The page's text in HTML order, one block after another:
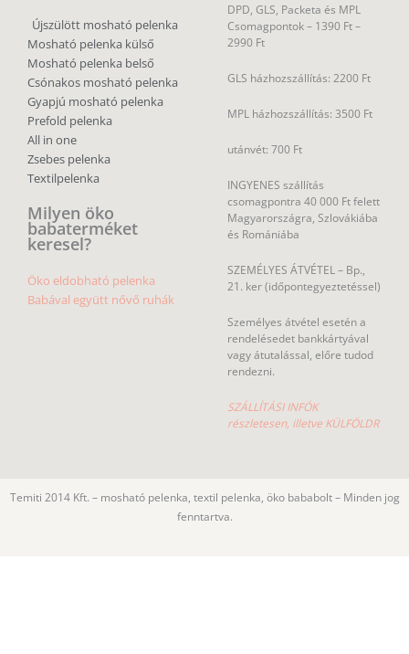
Újszülött mosható pelenka
Mosható pelenka külső
Mosható pelenka belső
Csónakos mosható pelenka
Gyapjú mosható pelenka
Prefold pelenka
All in one
Zsebes pelenka
Textilpelenka
Milyen öko
babaterméket
keresel?
Öko eldobható pelenka
Babával együtt nővő ruhák
DPD, GLS, Packeta és MPL
Csomagpontok – 1390 Ft –
2990 Ft
GLS házhozszállítás: 2200 Ft
MPL házhozszállítás: 3500 Ft
utánvét: 700 Ft
INGYENES szállítás
csomagpontra 40 000 Ft felett
Magyarországra, Szlovákiába
és Romániába
SZEMÉLYES ÁTVÉTEL – Bp.,
21. ker (időpontegyeztetéssel)
Személyes átvétel esetén a
rendelésedet bankkártyával
vagy átutalással, előre tudod
rendezni.
SZÁLLÍTÁSI INFÓK
részletesen, illetve KÜLFÖLDR
Temiti 2014 Kft. – mosható pelenka, textil pelenka, öko bababolt – Minden jog
fenntartva.